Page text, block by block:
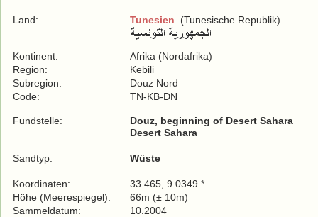
Land: Tunesien (Tunesische Republik)
Kontinent:
Afrika (Nordafrika)
Region:
Kebili
Subregion:
Douz Nord
Code:
TN-KB-DN
Fundstelle:
Douz, beginning of Desert Sahara
Desert Sahara
Sandtyp: Wüste
Koordinaten:
33.465, 9.0349 *
Höhe (Meerespiegel):
66m (± 10m)
Sammeldatum:
10.2004